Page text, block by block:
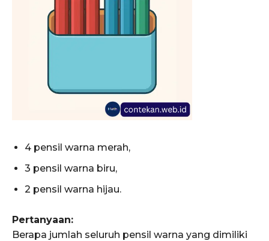
4 pensil warna merah,
3 pensil warna biru,
2 pensil warna hijau.
Pertanyaan:
Berapa jumlah seluruh pensil warna yang dimiliki